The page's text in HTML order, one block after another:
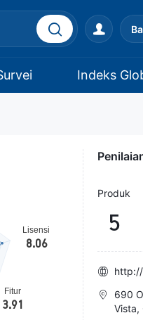
Indeks
Produk
5
690
Vista,